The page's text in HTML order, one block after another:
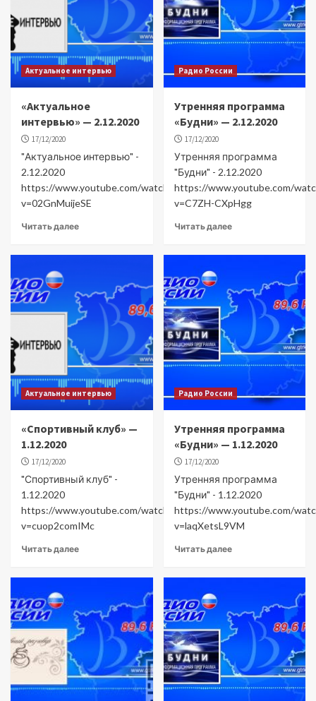
Актуальное интервью
«Актуальное
интервью» — 2.12.2020
17/12/2020
"Актуальное интервью" -
2.12.2020
https://www.youtube.com/watch?
v=02GnMuijeSE
Читать далее
Радио России
Утренняя программа
«Будни» — 2.12.2020
17/12/2020
Утренняя программа
"Будни" - 2.12.2020
https://www.youtube.com/
v=C7ZH-CXpHgg
Читать далее
Актуальное интервью
«Спортивный клуб» —
1.12.2020
17/12/2020
"Спортивный клуб" -
1.12.2020
https://www.youtube.com/watch?
v=cuop2comIMc
Читать далее
Радио России
Утренняя программа
«Будни» — 1.12.2020
17/12/2020
Утренняя программа
"Будни" - 1.12.2020
https://www.youtube.com/
v=laqXetsL9VM
Читать далее